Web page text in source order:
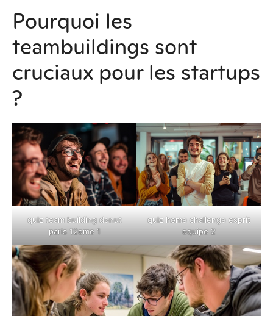
Pourquoi les
teambuildings sont
cruciaux pour les startups
?
quiz team building donut
paris 12eme 1
quiz home challenge esprit
equipe 2